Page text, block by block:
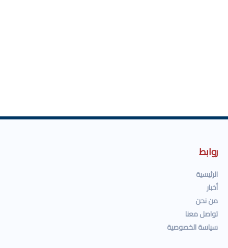
روابط
الرئيسية
أخبار
من نحن
تواصل معنا
سياسة الخصوصية